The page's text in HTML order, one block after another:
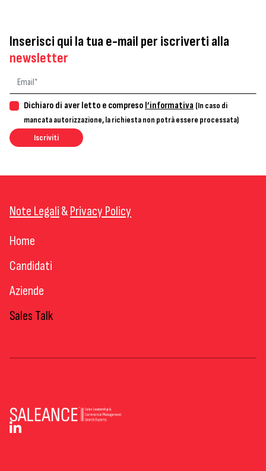
Inserisci qui la tua e-mail per iscriverti alla
newsletter
Dichiaro di aver letto e compreso l’informativa (In caso di
mancata autorizzazione, la richiesta non potrà essere processata)
Iscriviti
Note Legali&Privacy Policy
Home
Candidati
Aziende
Sales Talk